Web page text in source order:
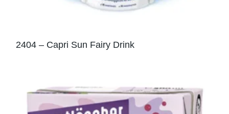
2404 – Capri Sun Fairy Drink